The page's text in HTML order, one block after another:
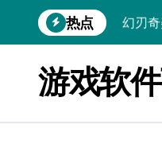
到
热点
幻刃
休闲运
死灵
游戏软